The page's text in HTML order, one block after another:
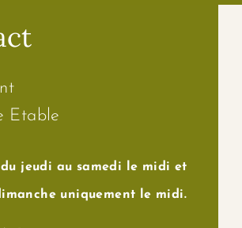
Etable
jeudi au samedi le midi et
uniquement le midi.